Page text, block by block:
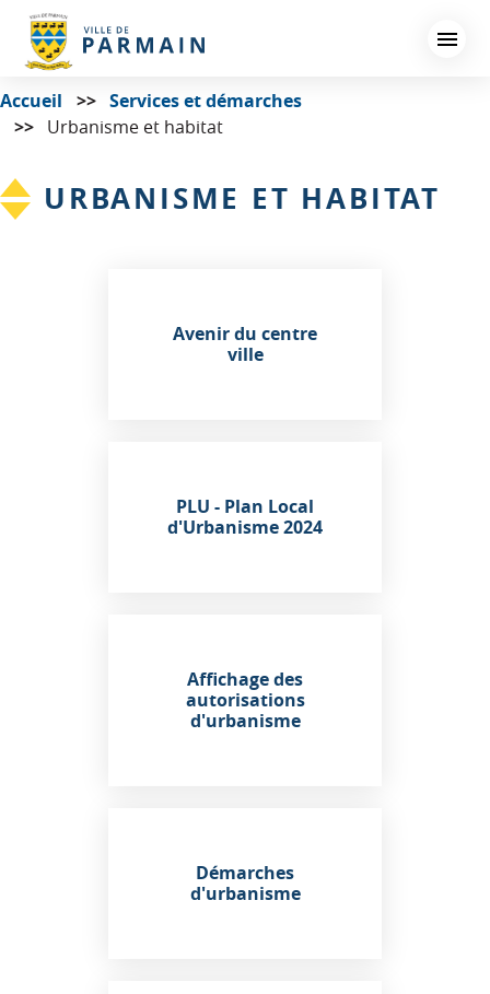
principal
Accueil
Services et démarches
Urbanisme et habitat
URBANISME ET HABITAT
Avenir du centre
ville
PLU - Plan Local
d'Urbanisme 2024
Affichage des
autorisations
d'urbanisme
Démarches
d'urbanisme